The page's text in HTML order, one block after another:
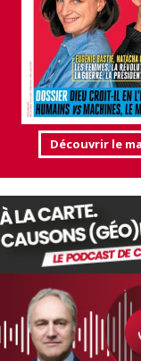
Découvrir le